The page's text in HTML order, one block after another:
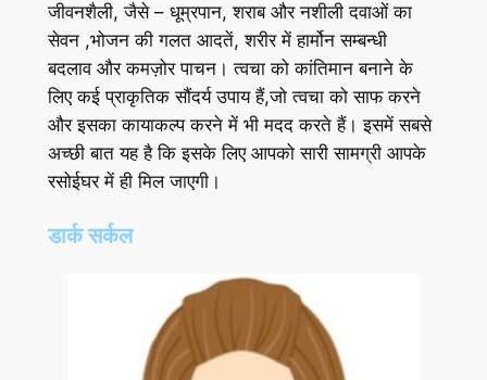
जीवनशैली, जैसे – धूम्रपान, शराब और नशीली दवाओं का
सेवन ,भोजन की गलत आदतें, शरीर में हार्मोन सम्बन्धी
बदलाव और कमज़ोर पाचन। त्वचा को कांतिमान बनाने के
लिए कई प्राकृतिक सौंदर्य उपाय हैं,जो त्वचा को साफ करने
और इसका कायाकल्प करने में भी मदद करते हैं। इसमें सबसे
अच्छी बात यह है कि इसके लिए आपको सारी सामग्री आपके
रसोईघर में ही मिल जाएगी।
डार्क सर्कल